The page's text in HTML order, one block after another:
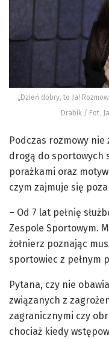
„Dzień dobry, to Ja!
Drabik / Fot.
Podczas rozmowy nie
drogą do sportowych
porażkami oraz
czym zajmuje się
– Od 7 lat pełnię
Zespole Sportowym.
żołnierz poznając
sportowiec z pełnym
Pytana, czy nie
związanych z
zagranicznymi czy
chociaż kiedy